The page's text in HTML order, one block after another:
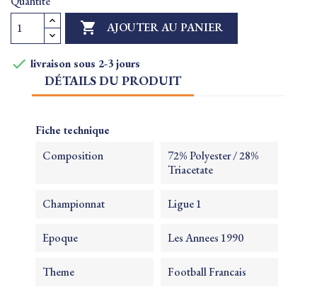
 AJOUTER AU PANIER
 livraison sous 2-3 jours
DÉTAILS DU PRODUIT
Fiche technique
Composition
72% Polyester / 28%
Triacetate
Championnat Ligue 1
Epoque Les Annees 1990
Theme Football Francais